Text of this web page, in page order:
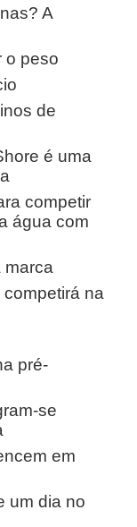
A
o peso
de
é uma
competir
água com
marca
na
pré-
se
em
um dia no